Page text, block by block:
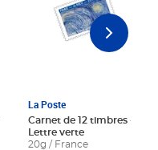
La Poste
Carnet de 12 timbres - Le
Lettre verte
20g / France